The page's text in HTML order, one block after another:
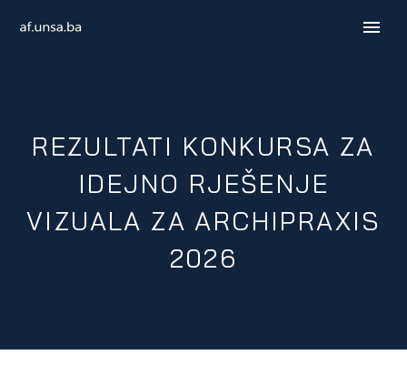
REZULTATI KONKURSA ZA
IDEJNO RJEŠENJE
VIZUALA ZA ARCHIPRAXIS
2026